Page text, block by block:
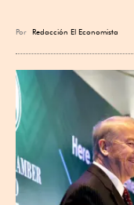
Por Redacción El Economista